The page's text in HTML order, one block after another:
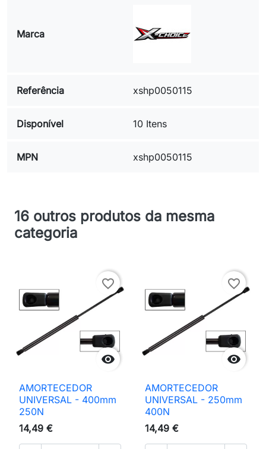
Marca
Referência xshp0050115
Disponível 10 Itens
MPN xshp0050115
16 outros produtos da mesma
categoria

favorite_border
AMORTECEDOR
UNIVERSAL - 400mm
250N
14,49 €

favorite_border
AMORTECEDOR
UNIVERSAL - 250mm
400N
14,49 €